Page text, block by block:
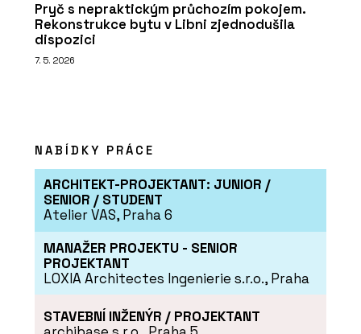
Pryč s nepraktickým průchozím pokojem.
Rekonstrukce bytu v Libni zjednodušila
dispozici
7. 5. 2026
NABÍDKY PRÁCE
ARCHITEKT-PROJEKTANT: JUNIOR /
SENIOR / STUDENT
Atelier VAS, Praha 6
MANAŽER PROJEKTU - SENIOR
PROJEKTANT
LOXIA Architectes Ingenierie s.r.o., Praha
STAVEBNÍ INŽENÝR / PROJEKTANT